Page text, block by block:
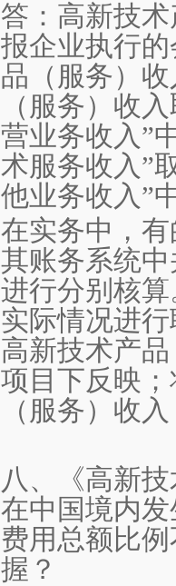
答：高新技
报企业执行
品（服务）
（服务）收
营业务收入”
术服务收入”
他业务收入”
在实务中，
其账务系统
进行分别核
实际情况进
高新技术产
项目下反映
（服务）收
八、《高新
在中国境内
费用总额比
握？